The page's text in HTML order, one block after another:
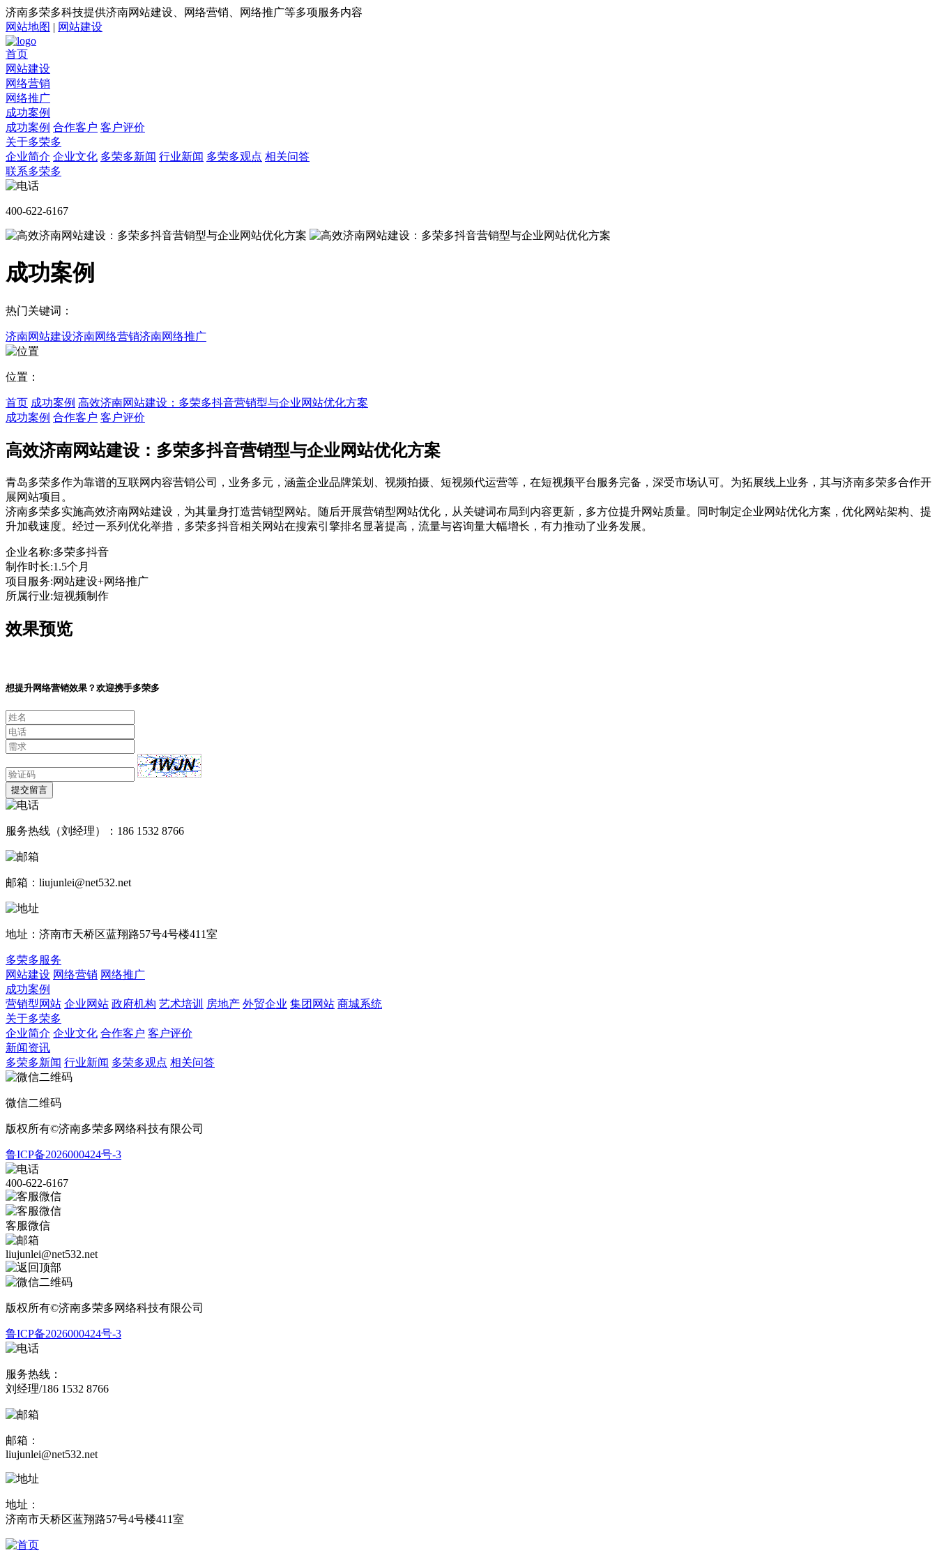
济南多荣多科技提供济南网站建设、网络营销、网络推广等多项服务内容
网站地图 | 网站建设
首页
网站建设
网络营销
网络推广
成功案例
成功案例 合作客户 客户评价
关于多荣多
企业简介 企业文化 多荣多新闻 行业新闻 多荣多观点 相关问答
联系多荣多
400-622-6167
成功案例
热门关键词：
济南网站建设济南网络营销济南网络推广
位置：
首页 成功案例 高效济南网站建设：多荣多抖音营销型与企业网站优化方案
成功案例 合作客户 客户评价
高效济南网站建设：多荣多抖音营销型与企业网站优化方案
青岛多荣多作为靠谱的互联网内容营销公司，业务多元，涵盖企业品牌策划、视频拍摄、短视频代运营等，在短视频平台服务完备，深受市场认可。为拓展线上业务，其与济南多荣多合作开
展网站项目。
济南多荣多实施高效济南网站建设，为其量身打造营销型网站。随后开展营销型网站优化，从关键词布局到内容更新，多方位提升网站质量。同时制定企业网站优化方案，优化网站架构、提
升加载速度。经过一系列优化举措，多荣多抖音相关网站在搜索引擎排名显著提高，流量与咨询量大幅增长，有力推动了业务发展。
企业名称:多荣多抖音
制作时长:1.5个月
项目服务:网站建设+网络推广
所属行业:短视频制作
效果预览
想提升网络营销效果？欢迎携手多荣多
提交留言
服务热线（刘经理）：186 1532 8766
邮箱：liujunlei@net532.net
地址：济南市天桥区蓝翔路57号4号楼411室
多荣多服务
网站建设 网络营销 网络推广
成功案例
营销型网站 企业网站 政府机构 艺术培训 房地产 外贸企业 集团网站 商城系统
关于多荣多
企业简介 企业文化 合作客户 客户评价
新闻资讯
多荣多新闻 行业新闻 多荣多观点 相关问答
微信二维码
版权所有©济南多荣多网络科技有限公司
鲁ICP备2026000424号-3
400-622-6167
客服微信
liujunlei@net532.net
版权所有©济南多荣多网络科技有限公司
鲁ICP备2026000424号-3
服务热线：
刘经理/186 1532 8766
邮箱：
liujunlei@net532.net
地址：
济南市天桥区蓝翔路57号4号楼411室